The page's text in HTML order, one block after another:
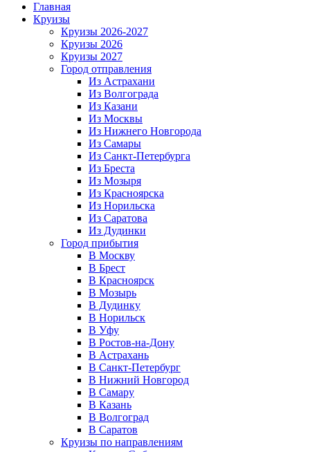
Главная
Круизы
Круизы 2026-2027
Круизы 2026
Круизы 2027
Город отправления
Из Астрахани
Из Волгограда
Из Казани
Из Москвы
Из Нижнего Новгорода
Из Самары
Из Санкт-Петербурга
Из Бреста
Из Мозыря
Из Красноярска
Из Норильска
Из Саратова
Из Дудинки
Город прибытия
В Москву
В Брест
В Красноярск
В Мозырь
В Дудинку
В Норильск
В Уфу
В Ростов-на-Дону
В Астрахань
В Санкт-Петербург
В Нижний Новгород
В Самару
В Казань
В Волгоград
В Саратов
Круизы по направлениям